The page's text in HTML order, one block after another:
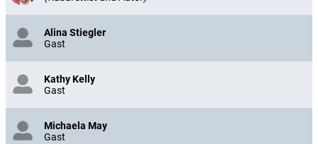
Alina Stiegler
Gast
Kathy Kelly
Gast
Michaela May
Gast